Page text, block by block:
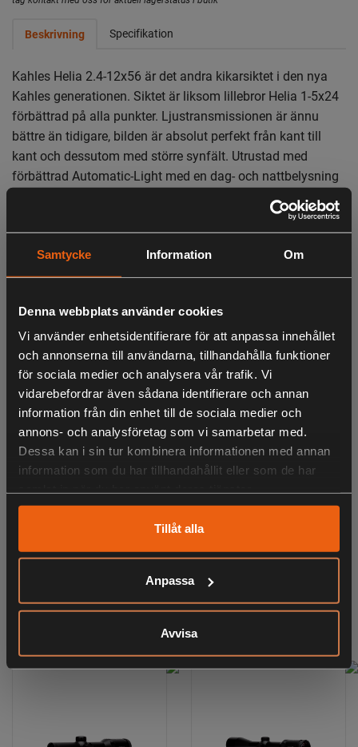
Samtycke Information Om
Denna webbplats använder cookies
Vi använder enhetsidentifierare för att anpassa innehållet
och annonserna till användarna, tillhandahålla funktioner
för sociala medier och analysera vår trafik. Vi
vidarebefordrar även sådana identifierare och annan
information från din enhet till de sociala medier och
annons- och analysföretag som vi samarbetar med.
Dessa kan i sin tur kombinera informationen med annan
information som du har tillhandahållit eller som de har
Tillåt alla
Anpassa
Avvisa
Beskrivning Specifikation
Kahles Helia 2.4-12x56 är det andra kikarsiktet i den nya
Kahles generationen. Siktet är liksom lillebror Helia 1-5x24
förbättrad på alla punkter. Ljustransmissionen är ännu
bättre än tidigare, bilden är absolut perfekt från kant till
kant och dessutom med större synfält. Utrustad med
förbättrad Automatic-Light med en dag- och nattbelysning
som är extremt stark dagtid utan minsta antydan till
Helia kommer bli din bästa kompis i vakkojan, på
pürschjakten eller oavsett var du vill ha den med. Kort och
två testsegrar i bagaget så är det ingen överdrift.
LIKNANDE PRODUKTER
KÖPS OFTA TILLSAMMANS
ANDRA HAR OCKSÅ TITTAT PÅ
RELATERADE PRODUKTER